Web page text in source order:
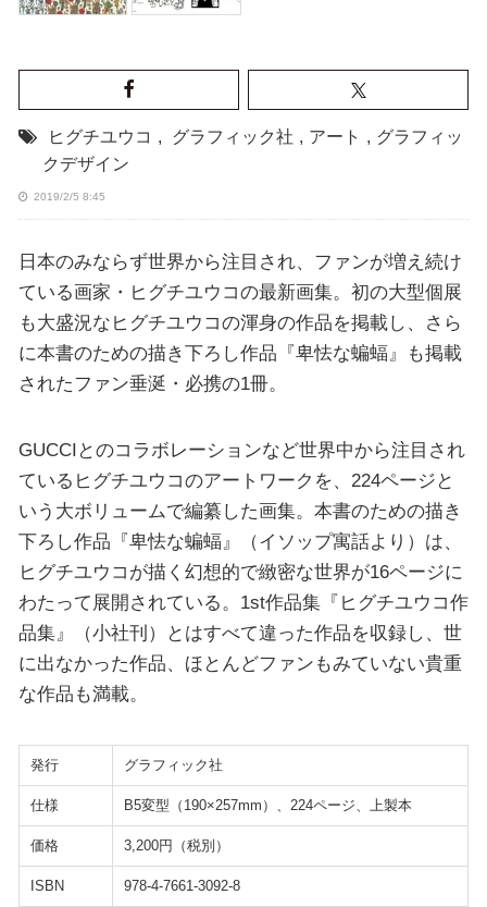
ヒグチユウコ , グラフィック社 , アート , グラフィッ
クデザイン
2019/2/5 8:45
日本のみならず世界から注目され、ファンが増え続け
ている画家・ヒグチユウコの最新画集。初の大型個展
も大盛況なヒグチユウコの渾身の作品を掲載し、さら
に本書のための描き下ろし作品『卑怯な蝙蝠』も掲載
されたファン垂涎・必携の1冊。
GUCCIとのコラボレーションなど世界中から注目され
ているヒグチユウコのアートワークを、224ページと
いう大ボリュームで編纂した画集。本書のための描き
下ろし作品『卑怯な蝙蝠』（イソップ寓話より）は、
ヒグチユウコが描く幻想的で緻密な世界が16ページに
わたって展開されている。1st作品集『ヒグチユウコ作
品集』（小社刊）とはすべて違った作品を収録し、世
に出なかった作品、ほとんどファンもみていない貴重
な作品も満載。
発行 グラフィック社
仕様 B5変型（190×257mm）、224ページ、上製本
価格 3,200円（税別）
ISBN 978-4-7661-3092-8